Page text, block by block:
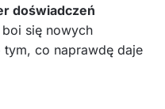
doświadczeń
się nowych
co naprawdę daje